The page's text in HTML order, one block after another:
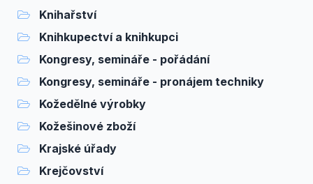
Knihařství
Knihkupectví a knihkupci
Kongresy, semináře - pořádání
Kongresy, semináře - pronájem techniky
Kožedělné výrobky
Kožešinové zboží
Krajské úřady
Krejčovství